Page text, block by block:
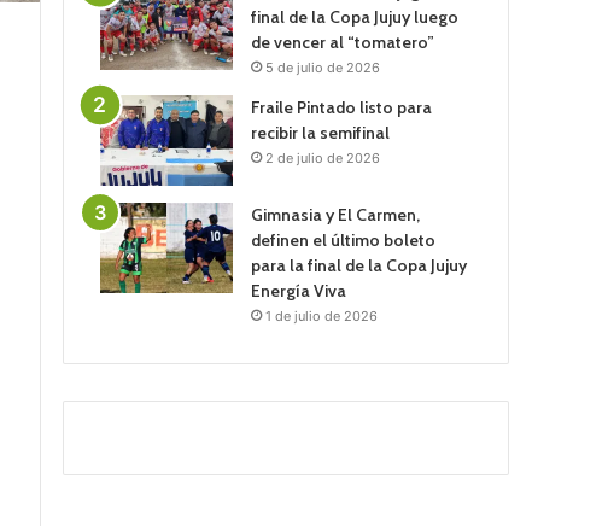
final de la Copa Jujuy luego
de vencer al “tomatero”
5 de julio de 2026
Fraile Pintado listo para
recibir la semifinal
2 de julio de 2026
Gimnasia y El Carmen,
definen el último boleto
para la final de la Copa Jujuy
Energía Viva
1 de julio de 2026